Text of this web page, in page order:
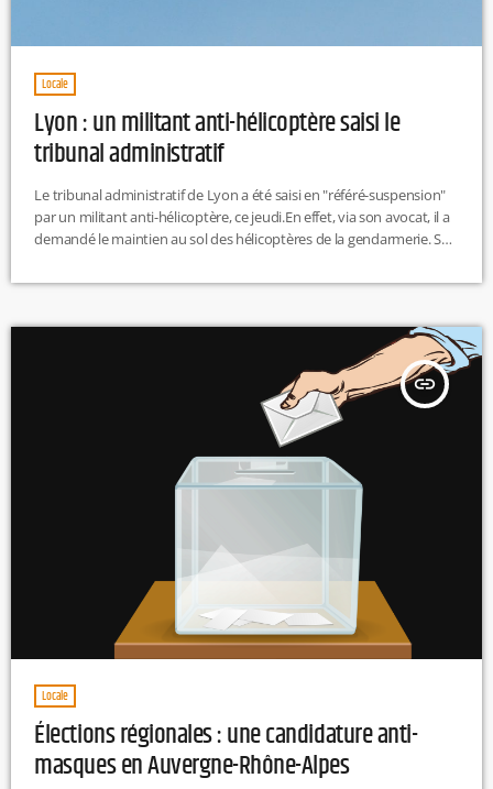
Locale
Lyon : un militant anti-hélicoptère saisi le
tribunal administratif
Le tribunal administratif de Lyon a été saisi en "référé-suspension"
par un militant anti-hélicoptère, ce jeudi.En effet, via son avocat, il a
demandé le maintien au sol des hélicoptères de la gendarmerie. Sa
policières de Lyon. Celui-ci a déclaré que la ville de Lyon serait celle
l'hélicoptère. Effectivement 490 heures […]
insert_link
Locale
Élections régionales : une candidature anti-
masques en Auvergne-Rhône-Alpes